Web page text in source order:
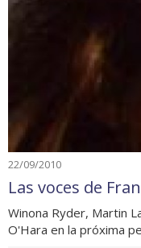
22/09/2010
Las voces de
Winona Ryder, Martin
O'Hara en la próxima